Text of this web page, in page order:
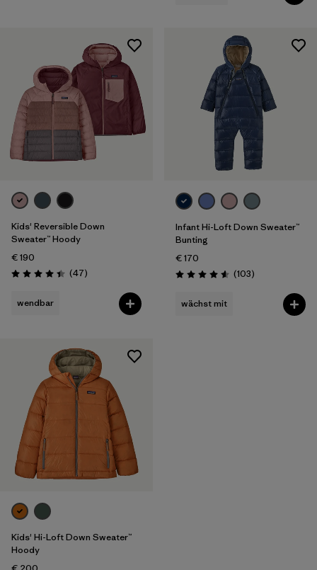
Kids' Reversible Down
Sweater™ Hoody
€ 190
Bewertung: 4.4 / 5
(47Rezensionen
)
wendbar
Infant Hi-Loft Down Sweater™
Bunting
€ 170
Bewertung: 4.6 / 5
(103Rezensionen
)
wächst mit
Kids' Hi-Loft Down Sweater™
Hoody